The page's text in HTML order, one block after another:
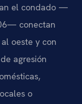
el condado —
conectan
oeste y con
agresión
o